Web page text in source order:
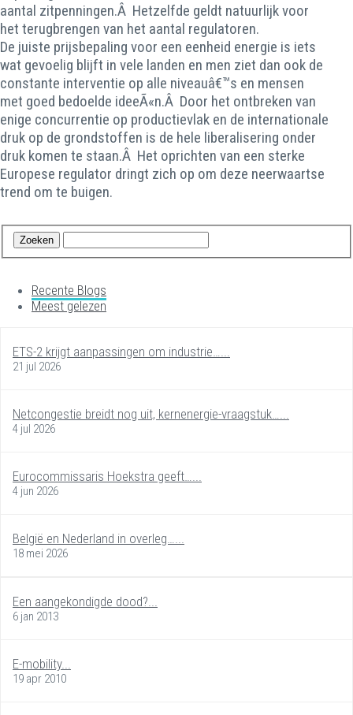
aantal zitpenningen.Â Hetzelfde geldt natuurlijk voor
het terugbrengen van het aantal regulatoren.
De juiste prijsbepaling voor een eenheid energie is iets
wat gevoelig blijft in vele landen en men ziet dan ook de
constante interventie op alle niveauâ€™s en mensen
met goed bedoelde ideeÃ«n.Â Door het ontbreken van
enige concurrentie op productievlak en de internationale
druk op de grondstoffen is de hele liberalisering onder
druk komen te staan.Â Het oprichten van een sterke
Europese regulator dringt zich op om deze neerwaartse
trend om te buigen.
Recente Blogs
Meest gelezen
ETS-2 krijgt aanpassingen om industrie…...
21 jul 2026
Netcongestie breidt nog uit, kernenergie-vraagstuk…...
4 jul 2026
Eurocommissaris Hoekstra geeft…...
4 jun 2026
België en Nederland in overleg…...
18 mei 2026
Een aangekondigde dood?...
6 jan 2013
E-mobility...
19 apr 2010